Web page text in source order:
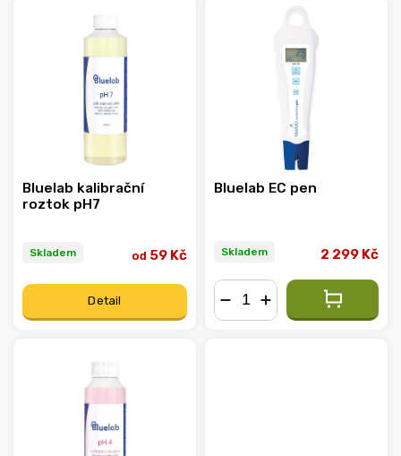
Nejprodávanější
Abecedně
Bluelab kalibrační
roztok pH7
Skladem od 59 Kč
Detail
Bluelab EC pen
Skladem 2 299 Kč